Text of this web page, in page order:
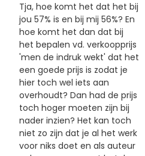
Tja, hoe komt het dat het bij
jou 57% is en bij mij 56%? En
hoe komt het dan dat bij
het bepalen vd. verkoopprijs
'men de indruk wekt' dat het
een goede prijs is zodat je
hier toch wel iets aan
overhoudt? Dan had de prijs
toch hoger moeten zijn bij
nader inzien? Het kan toch
niet zo zijn dat je al het werk
voor niks doet en als auteur